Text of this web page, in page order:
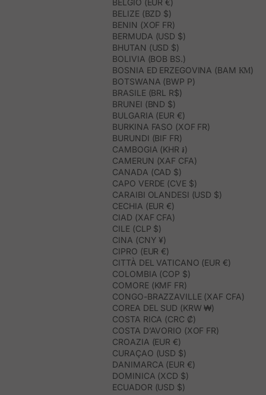
BELGIO (EUR €)
BELIZE (BZD $)
BENIN (XOF FR)
BERMUDA (USD $)
BHUTAN (USD $)
BOLIVIA (BOB BS.)
BOSNIA ED ERZEGOVINA (BAM КМ)
BOTSWANA (BWP P)
BRASILE (BRL R$)
BRUNEI (BND $)
BULGARIA (EUR €)
BURKINA FASO (XOF FR)
BURUNDI (BIF FR)
CAMBOGIA (KHR ៛)
CAMERUN (XAF CFA)
CANADA (CAD $)
CAPO VERDE (CVE $)
CARAIBI OLANDESI (USD $)
CECHIA (EUR €)
CIAD (XAF CFA)
CILE (CLP $)
CINA (CNY ¥)
CIPRO (EUR €)
CITTÀ DEL VATICANO (EUR €)
COLOMBIA (COP $)
COMORE (KMF FR)
CONGO-BRAZZAVILLE (XAF CFA)
COREA DEL SUD (KRW ₩)
COSTA RICA (CRC ₡)
COSTA D’AVORIO (XOF FR)
CROAZIA (EUR €)
CURAÇAO (USD $)
DANIMARCA (EUR €)
DOMINICA (XCD $)
ECUADOR (USD $)